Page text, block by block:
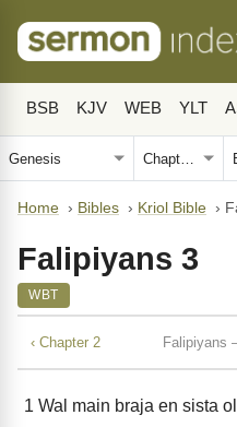
BSB KJV WEB YLT
Home › Bibles › Kriol Bible ›
Falipiyans 3
WBT
‹ Chapter 2 Falipiyans
1 Wal main braja en sista